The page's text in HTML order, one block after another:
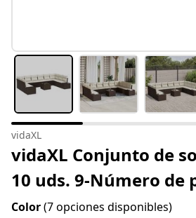
vidaXL
vidaXL Conjunto de
10 uds. 9-Número de
Color(7 opciones disponibles)